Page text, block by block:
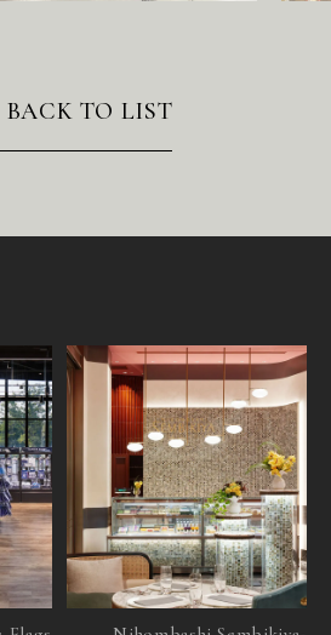
BACK TO LIST